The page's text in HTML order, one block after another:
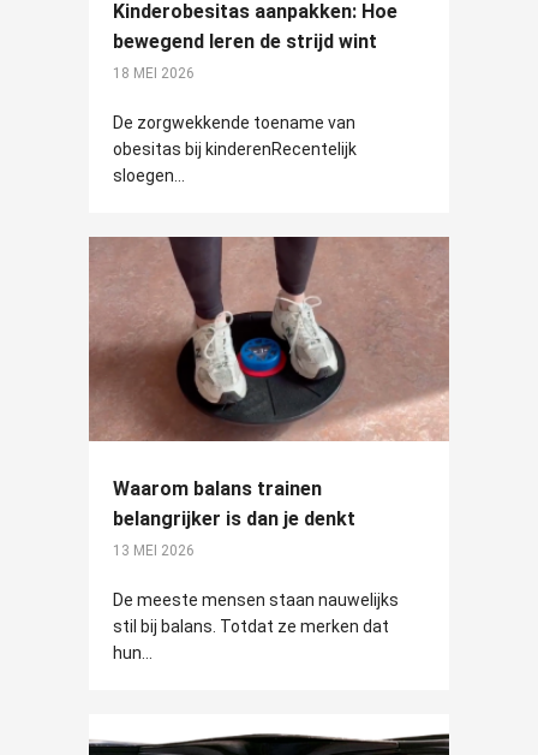
Kinderobesitas aanpakken: Hoe
bewegend leren de strijd wint
18 MEI 2026
De zorgwekkende toename van
obesitas bij kinderenRecentelijk
sloegen...
Waarom balans trainen
belangrijker is dan je denkt
13 MEI 2026
De meeste mensen staan nauwelijks
stil bij balans. Totdat ze merken dat
hun...